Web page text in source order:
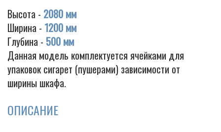
Высота - 2080 мм
Ширина - 1200 мм
Глубина - 500 мм
Данная модель комплектуется ячейками для
упаковок сигарет (пушерами) зависимости от
ширины шкафа.
ОПИСАНИЕ